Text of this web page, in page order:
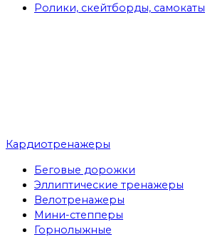
Ролики, скейтборды, самокаты
Кардиотренажеры
Беговые дорожки
Эллиптические тренажеры
Велотренажеры
Мини-степперы
Горнолыжные